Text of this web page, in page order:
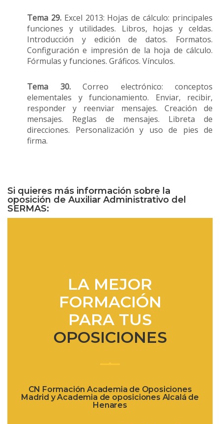
Tema 29.Excel 2013: Hojas de cálculo: principales
funciones y utilidades. Libros, hojas y celdas.
Introducción y edición de datos. Formatos.
Configuración e impresión de la hoja de cálculo.
Fórmulas y funciones. Gráficos. Vínculos.
Tema 30.Correo electrónico: conceptos
elementales y funcionamiento. Enviar, recibir,
responder y reenviar mensajes. Creación de
mensajes. Reglas de mensajes. Libreta de
direcciones. Personalización y uso de pies de
firma.
Si quieres más información sobre la
oposición de Auxiliar Administrativo del
SERMAS:
LA MEJOR
FORMACIÓN
PARA TUS
OPOSICIONES
CN Formación Academia de Oposiciones
Madrid y Academia de oposiciones Alcalá de
Henares